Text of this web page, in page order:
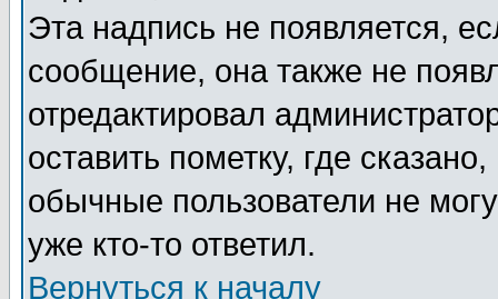
Эта надпись не появляется,
сообщение, она также не
отредактировал
оставить пометку, где
обычные пользователи не
уже кто-то ответил.
Вернуться к началу